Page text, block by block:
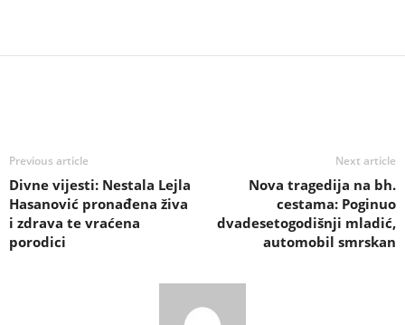
Previous article
Divne vijesti: Nestala Lejla
Hasanović pronađena živa
i zdrava te vraćena
porodici
Next article
Nova tragedija na bh.
cestama: Poginuo
dvadesetogodišnji mladić,
automobil smrskan